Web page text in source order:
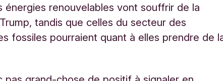
énergies renouvelables vont souffrir de la
tandis que celles du secteur des
fossiles pourraient quant à elles prendre de